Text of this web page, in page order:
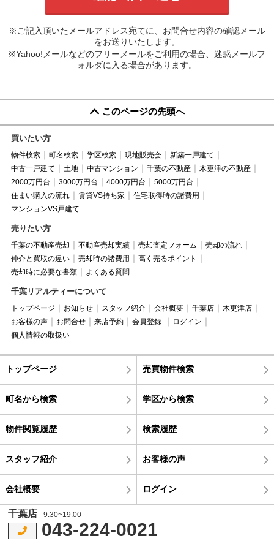
※ご記入頂いたメールアドレス宛てに、お問合せ内容の確認メール
をお送りいたします。
※Yahoo!メールなどのフリーメールをご利用の場合、迷惑メールフ
ォルダに入る場合があります。
このページの先頭へ
買いたい方
物件検索 町名検索 学区検索 現地販売会
新築一戸建て
中古一戸建て
土地 中古マンション 千葉の不動産
木更津の不動産
2000万円台
3000万円台 4000万円台
5000万円台
住まい購入の流れ
賃貸VS持ち家
住宅取得時の諸費用
マンションVS戸建て
売りたい方
千葉の不動産売却 不動産売却実績 売却査定フォーム
売却の流れ
仲介と買取の違い
売却時の諸費用
高く売るポイント
売却時に必要な書類
よくある質問
千葉リアルティーについて
トップページ お知らせ スタッフ紹介 会社概要 千葉店
木更津店
お客様の声
お問合せ 来店予約 会員登録
ログイン
個人情報の取扱い
トップページ 売買物件検索
町名から検索 学区から検索
物件閲覧履歴 検索履歴
スタッフ紹介 お客様の声
会社概要 ログイン
千葉店 9:30~19:00
043-224-0021